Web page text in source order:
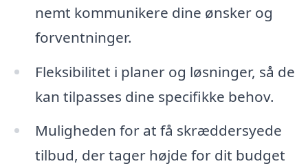
nemt kommunikere dine ønsker og
forventninger.
Fleksibilitet i planer og løsninger, så de
kan tilpasses dine specifikke behov.
Muligheden for at få skræddersyede
tilbud, der tager højde for dit budget